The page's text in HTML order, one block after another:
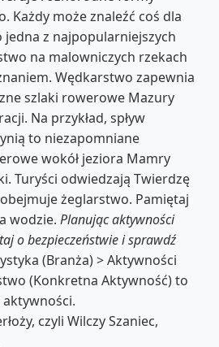
Każdy może znaleźć coś dla
z najpopularniejszych
na malowniczych rzekach
Wędkarstwo zapewnia
szlaki rowerowe Mazury
Na przykład, spływ
to niezapomniane
wokół jeziora Mamry
Turyści odwiedzają Twierdzę
żeglarstwo. Pamiętaj
wodzie. Planując aktywności
o bezpieczeństwie i sprawdź
(Branża) > Aktywności
(Konkretna Aktywność) to
czyli Wilczy Szaniec,